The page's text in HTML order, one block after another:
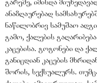
ანაზღაურებად
ნაწილობრივ სამუშაო
გამო, ქალების
კაცებისა. გოგონები და
განიცდიან კაცების
შორის, სექსუალურს.